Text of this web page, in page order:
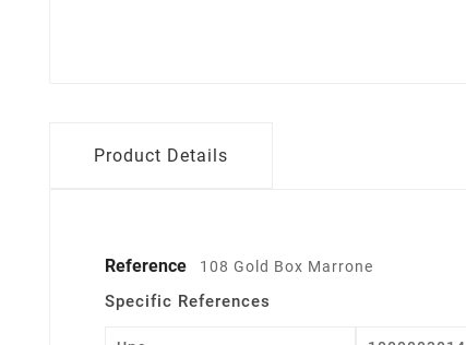
Product Details
Reference 108 Gold Box Marrone
Specific References